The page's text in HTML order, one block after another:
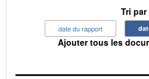
Tri par
date du rapport
Ajouter tous les